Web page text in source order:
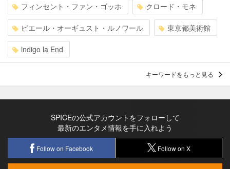
フィンセント・ファン・ゴッホ クロード・モネ
ピエール・オーギュスト・ルノワール 東京都美術館
indigo la End
キーワードをもっと見る
SPICEの公式アカウントをフォローして
最新のエンタメ情報を手に入れよう
Follow on Facebook Follow on X